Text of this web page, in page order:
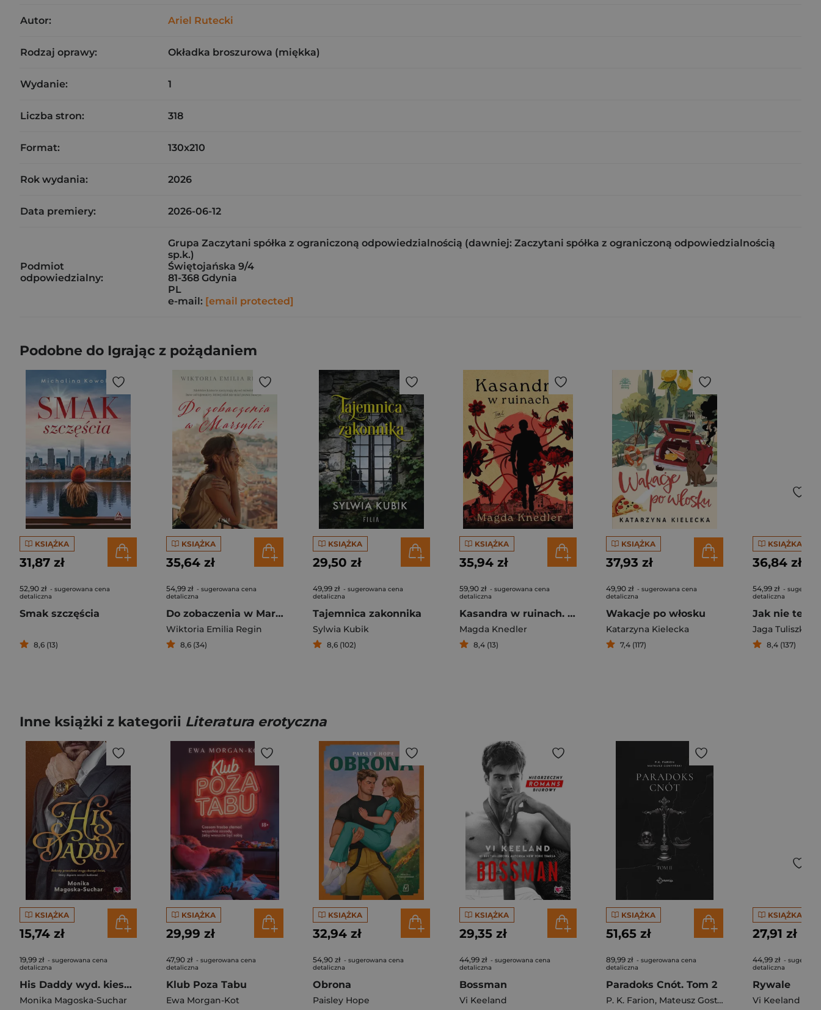
Autor: Ariel Rutecki
Rodzaj oprawy: Okładka broszurowa (miękka)
Wydanie: 1
Liczba stron: 318
Format: 130x210
Rok wydania: 2026
Data premiery: 2026-06-12
Podmiot
odpowiedzialny:
Grupa Zaczytani spółka z ograniczoną odpowiedzialnością (dawniej: Zaczytani spółka z ograniczoną odpowiedzialnością
sp.k.)
Świętojańska 9/4
81-368 Gdynia
PL
e-mail: [email protected]
Podobne do Igrając z pożądaniem
KSIĄŻKA
31,87 zł
52,90 zł - sugerowana cena
detaliczna
Smak szczęścia
8,6 (13)
KSIĄŻKA
35,64 zł
54,99 zł - sugerowana cena
detaliczna
Do zobaczenia w Marsylii
Wiktoria Emilia Regin
8,6 (34)
KSIĄŻKA
29,50 zł
49,99 zł - sugerowana cena
detaliczna
Tajemnica zakonnika
Sylwia Kubik
8,6 (102)
KSIĄŻKA
35,94 zł
59,90 zł - sugerowana cena
detaliczna
Kasandra w ruinach. Tom 2
Magda Knedler
8,4 (13)
KSIĄŻKA
37,93 zł
49,90 zł - sugerowana cena
detaliczna
Wakacje po włosku
Katarzyna Kielecka
7,4 (117)
KSIĄŻKA
36,84 zł
54,99 zł -
detaliczna
Jaga Tuliszka
8,4 (137)
Inne książki z kategorii Literatura erotyczna
KSIĄŻKA
15,74 zł
19,99 zł - sugerowana cena
detaliczna
His Daddy wyd. kieszonkowe
Monika Magoska-Suchar
KSIĄŻKA
29,99 zł
47,90 zł - sugerowana cena
detaliczna
Klub Poza Tabu
Ewa Morgan-Kot
KSIĄŻKA
32,94 zł
54,90 zł - sugerowana cena
detaliczna
Obrona
Paisley Hope
KSIĄŻKA
29,35 zł
44,99 zł - sugerowana cena
detaliczna
Bossman
Vi Keeland
KSIĄŻKA
51,65 zł
89,99 zł - sugerowana cena
detaliczna
Paradoks Cnót. Tom 2
P. K. Farion, Mateusz Gostyński
KSIĄŻKA
27,91 zł
44,99 zł -
detaliczna
Rywale
Vi Keeland